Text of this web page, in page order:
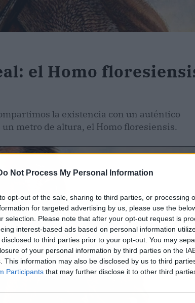
Not Process My Personal Information
opt-out of the sale, sharing to third parties, or processing
for targeted advertising by us, please use the
selection. Please note that after your opt-out request is
interest-based ads based on personal information
to third parties prior to your opt-out. You may
of your personal information by third parties on the
This information may also be disclosed by us to third
Participants that may further disclose it to other third
el Homo
la existencia con un auténtico
metro de altura, el Homo floresiensis.